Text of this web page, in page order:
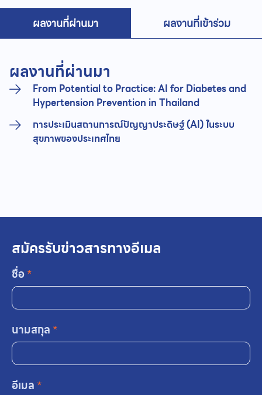
ผลงานที่ผ่านมา ผลงานที่เข้าร่วม
ผลงานที่ผ่านมา
From Potential to Practice: AI for Diabetes and
Hypertension Prevention in Thailand
การประเมินสถานการณ์ปัญญาประดิษฐ์ (AI) ในระบบ
สุขภาพของประเทศไทย
สมัครรับข่าวสารทางอีเมล
ชื่อ*
นามสกุล *
อีเมล *